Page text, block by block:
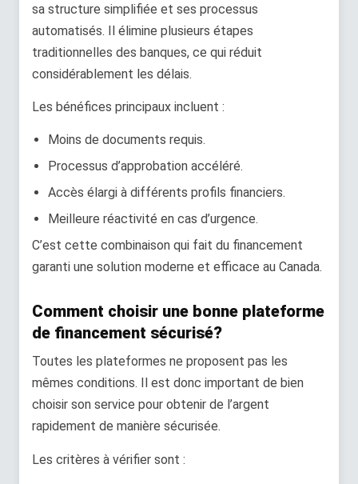
sa structure simplifiée et ses processus
automatisés. Il élimine plusieurs étapes
traditionnelles des banques, ce qui réduit
considérablement les délais.
Les bénéfices principaux incluent :
Moins de documents requis.
Processus d’approbation accéléré.
Accès élargi à différents profils financiers.
Meilleure réactivité en cas d’urgence.
C’est cette combinaison qui fait du financement
garanti une solution moderne et efficace au Canada.
Comment choisir une bonne plateforme
de financement sécurisé?
Toutes les plateformes ne proposent pas les
mêmes conditions. Il est donc important de bien
choisir son service pour obtenir de l’argent
rapidement de manière sécurisée.
Les critères à vérifier sont :